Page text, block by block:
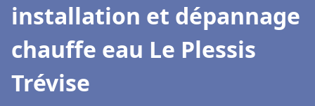
installation et dépannage
chauffe eau Le Plessis
Trévise